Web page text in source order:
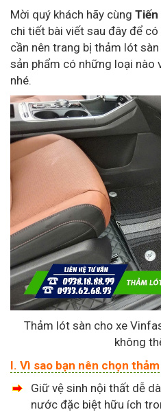
Mời quý khách hãy cùng
chi tiết bài viết sau đây để
cần nên trang bị thảm lót
sản phẩm có những loại nào
nhé.
Thảm lót sàn cho xe
không
I. Vì sao bạn nên chọn
Giữ vệ sinh nội thất dễ
nước đặc biệt hữu ích